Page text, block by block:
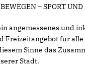
– SPORT
angemessenes und
Freizeitangebot für
Sinne das
Stadt.